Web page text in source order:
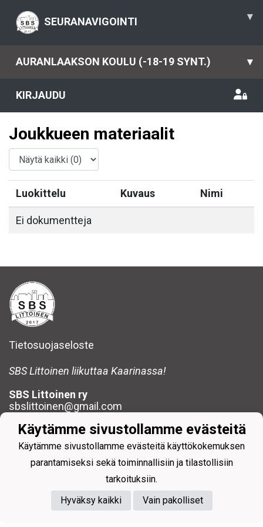
SEURANAVIGOINTI ▾
AURANLAAKSON KOULU (-18-19 SYNT.) ▾
KIRJAUDU
Joukkueen materiaalit
Luokittelu Kuvaus Nimi
Ei dokumentteja
Tietosuojaseloste
SBS Littoinen liikuttaa Kaarinassa!
SBS Littoinen ry
sbslittoinen@gmail.com
Powered by
Käytämme sivustollamme evästeitä
Käytämme sivustollamme evästeitä käyttökokemuksen
parantamiseksi sekä toiminnallisiin ja tilastollisiin
tarkoituksiin.
Hyväksy kaikki
Vain pakolliset